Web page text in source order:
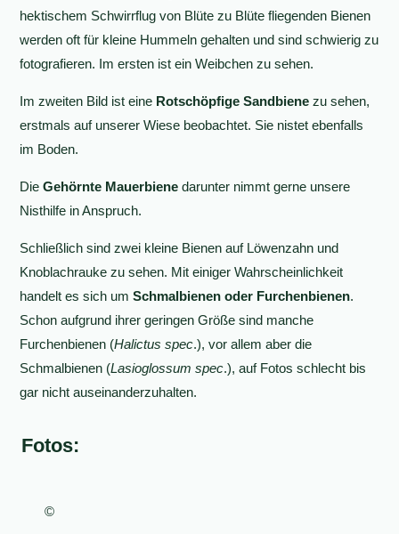
hektischem Schwirrflug von Blüte zu Blüte fliegenden Bienen
werden oft für kleine Hummeln gehalten und sind schwierig zu
fotografieren. Im ersten ist ein Weibchen zu sehen.
Im zweiten Bild ist eine Rotschöpfige Sandbiene zu sehen,
erstmals auf unserer Wiese beobachtet. Sie nistet ebenfalls
im Boden.
DieGehörnte Mauerbiene darunter nimmt gerne unsere
Nisthilfe in Anspruch.
Schließlich sind zwei kleine Bienen auf Löwenzahn und
Knoblachrauke zu sehen. Mit einiger Wahrscheinlichkeit
handelt es sich umSchmalbienen oder Furchenbienen.
Schon aufgrund ihrer geringen Größe sind manche
Furchenbienen (Halictus spec.), vor allem aber die
Schmalbienen (Lasioglossum spec.), auf Fotos schlecht bis
gar nicht auseinanderzuhalten.
Fotos:
©